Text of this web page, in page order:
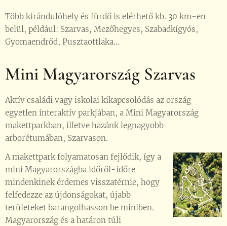
Több kirándulóhely és fürdő is elérhető kb. 30 km-en
belül, például: Szarvas, Mezőhegyes, Szabadkígyós,
Gyomaendrőd, Pusztaottlaka...
Mini Magyarország Szarvas
Aktív családi vagy iskolai kikapcsolódás az ország
egyetlen interaktív parkjában, a Mini Magyarország
makettparkban, illetve hazánk legnagyobb
arborétumában, Szarvason.
A makettpark folyamatosan fejlődik, így a
mini Magyarországba időről-időre
mindenkinek érdemes visszatérnie, hogy
felfedezze az újdonságokat, újabb
területeket barangolhasson be miniben.
Magyarország és a határon túli